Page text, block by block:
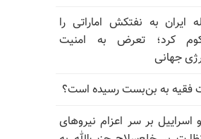
ایران به نفتکش اماراتی را
کرد؛ تعرض به امنیت
جهانی
فقیه به بن‌بست رسیده است؟
اسراییل بر سر اعزام نیروهای